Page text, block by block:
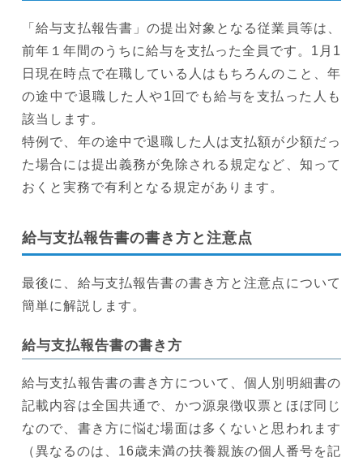
「給与支払報告書」の提出対象となる従業員等は、
前年１年間のうちに給与を支払った全員です。1月1
日現在時点で在職している人はもちろんのこと、年
の途中で退職した人や1回でも給与を支払った人も
該当します。
特例で、年の途中で退職した人は支払額が少額だっ
た場合には提出義務が免除される規定など、知って
おくと実務で有利となる規定があります。
給与支払報告書の書き方と注意点
最後に、給与支払報告書の書き方と注意点について
簡単に解説します。
給与支払報告書の書き方
給与支払報告書の書き方について、個人別明細書の
記載内容は全国共通で、かつ源泉徴収票とほぼ同じ
なので、書き方に悩む場面は多くないと思われます
（異なるのは、16歳未満の扶養親族の個人番号を記